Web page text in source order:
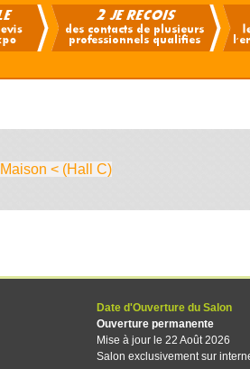
< (Hall C)
Date d'Ouverture du Salon
Ouverture permanente
Mise à jour le 22 Août 2026
Salon exclusivement sur